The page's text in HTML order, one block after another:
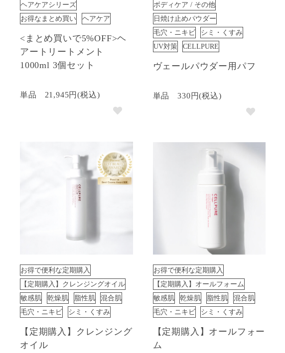
ヘアケアシリーズ
お得なまとめ買い
ヘアケア
<まとめ買いで5%OFF>ヘ
アートリートメント
1000ml 3個セット
単品 21,945円(税込)
ボディケア / その他
日焼け止めパウダー
毛穴・ニキビ
シミ・くすみ
UV対策
CELLPURE
ヴェールパウダー用パフ
単品 330円(税込)
お得で便利な定期購入
【定期購入】クレンジングオイル
敏感肌
乾燥肌 脂性肌
混合肌
毛穴・ニキビ
シミ・くすみ
【定期購入】クレンジング
オイル
お得で便利な定期購入
【定期購入】オールフォーム
敏感肌
乾燥肌 脂性肌
混合肌
毛穴・ニキビ
シミ・くすみ
【定期購入】オールフォー
ム